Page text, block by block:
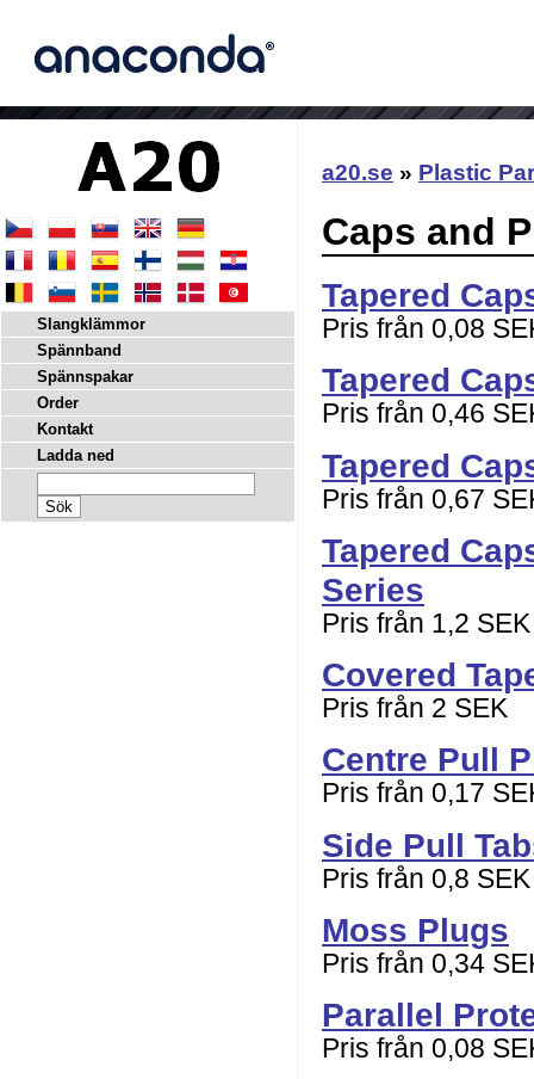
a20.se » Plastic
Caps and
Tapered
Pris från 0,08
Tapered
Pris från 0,46
Tapered
Pris från 0,67
Tapered
Series
Pris från 1,2 SEK
Covered
Pris från 2 SEK
Centre Pull
Pris från 0,17
Side Pull
Pris från 0,8 SEK
Moss Plugs
Pris från 0,34
Parallel
Pris från 0,08
Slangklämmor
Spännband
Spännspakar
Order
Kontakt
Ladda ned